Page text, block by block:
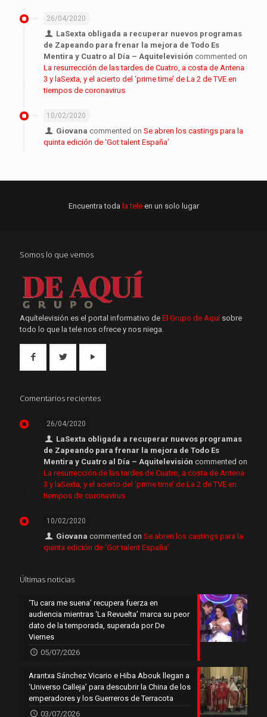
26/04/2020
LaSexta obligada a recuperar nuevos programas
de Zapeando para frenar la mejora de Todo Es
Mentira y Cuatro al Día – Aquitelevisión commented on
La resurrección de las tardes de Cuatro, a costa de Antena
3 y laSexta, y el acierto del ‘prime time’ de La 2 de TVE en
tiempos de coronavirus
10/02/2020
Giovana commented onSe abren los castings para la
quinta edición de ‘Got talent España’
Encuentra toda la tele en un solo lugar
Somos lo que vemos
Aquítelevisión es el portal informativo de El Grupo de Aquí sobre
todo lo que la tele nos ofrece y nos niega.
Comentarios recientes
26/04/2020
LaSexta obligada a recuperar nuevos programas
de Zapeando para frenar la mejora de Todo Es
Mentira y Cuatro al Día – Aquitelevisión commented on
La resurrección de las tardes de Cuatro, a costa de Antena
3 y laSexta, y el acierto del ‘prime time’ de La 2 de TVE en
tiempos de coronavirus
10/02/2020
Giovana commented onSe abren los castings para la
quinta edición de ‘Got talent España’
Últimas noticias
‘Tu cara me suena’ recupera fuerza en
audiencia mientras ‘La Revuelta’ marca su peor
dato de la temporada, superada por De
Viernes
05/07/2026
Arantxa Sánchez Vicario e Hiba Abouk llegan a
‘Universo Calleja’ para descubrir la China de los
emperadores y los Guerreros de Terracota
03/07/2026